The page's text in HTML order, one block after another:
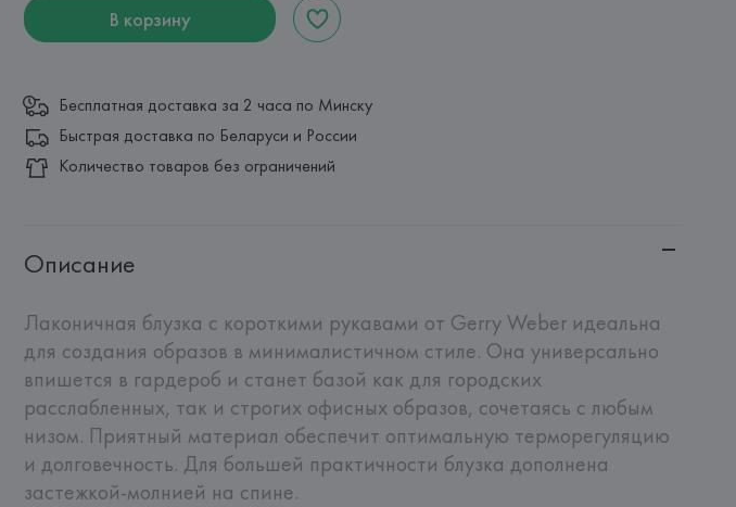
В корзину
Бесплатная доставка за 2 часа по Минску
Быстрая доставка по Беларуси и России
Количество товаров без ограничений
Описание
Лаконичная блузка с короткими рукавами от Gerry Weber идеальна
для создания образов в минималистичном стиле. Она универсально
впишется в гардероб и станет базой как для городских
расслабленных, так и строгих офисных образов, сочетаясь с любым
низом. Приятный материал обеспечит оптимальную терморегуляцию
и долговечность. Для большей практичности блузка дополнена
застежкой-молнией на спине.